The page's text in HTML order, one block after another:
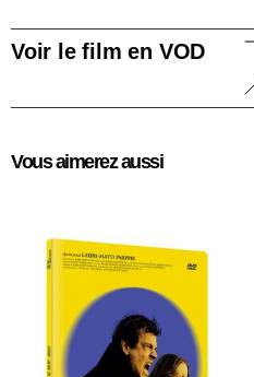
Voir le film en VOD
Vous aimerez aussi